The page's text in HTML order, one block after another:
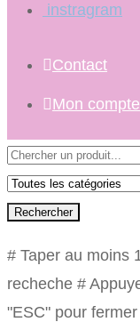
instragram
Contact
Mon compte
Rechercher
# Taper au moins
recheche #
"ESC" pour fermer